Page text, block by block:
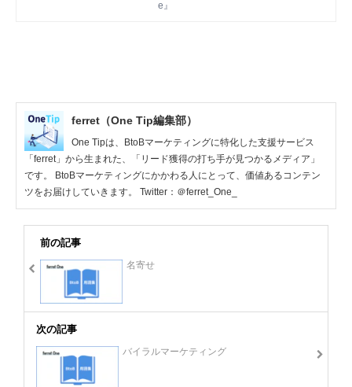
進め方を学ぶこと」の2つです。本書で
てお伝えします。
e』
ferret（One Tip編集部）
One Tipは、BtoBマーケティングに特化した支援サービス
「ferret」から生まれた、「リード獲得の打ち手が見つかるメディア」
です。 BtoBマーケティングにかかわる人にとって、価値あるコンテン
ツをお届けしていきます。 Twitter：＠ferret_One_
前の記事
名寄せ
次の記事
バイラルマーケティング